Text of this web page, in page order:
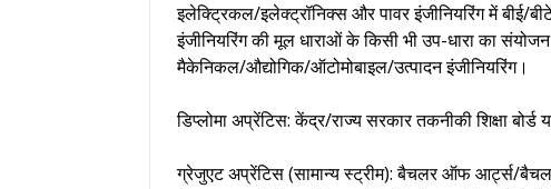
इलेक्ट्रिकल/इलेक्ट्रॉनिक्स और पावर इंजीनियरिंग में बीई/
इंजीनियरिंग की मूल धाराओं के किसी भी उप-धारा का
मैकेनिकल/औद्योगिक/ऑटोमोबाइल/उत्पादन इंजीनियरिंग।
डिप्लोमा अप्रेंटिस: केंद्र/राज्य सरकार तकनीकी शिक्षा बोर्ड
ग्रेजुएट अप्रेंटिस (सामान्य स्ट्रीम): बैचलर ऑफ